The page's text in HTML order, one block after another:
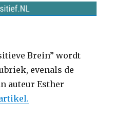
Brein” wordt
evenals de
auteur Esther